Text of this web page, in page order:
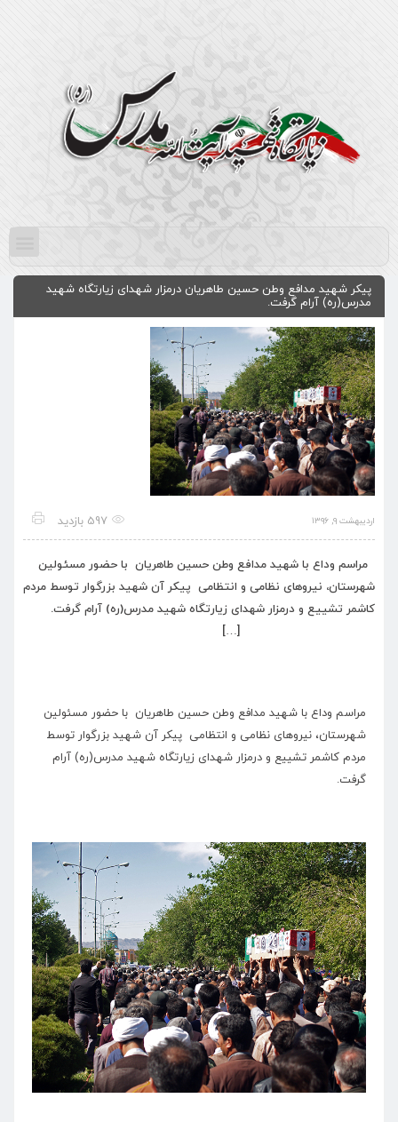
پیکر شهید مدافع وطن حسین طاهریان درمزار شهدای زیارتگاه شهید
مدرس(ره) آرام گرفت.
اردیبهشت ۹, ۱۳۹۶ 597 بازدید
مراسم وداع با شهید مدافع وطن حسین طاهریان با حضور مسئولین
شهرستان، نیروهای نظامی و انتظامی پیکر آن شهید بزرگوار توسط مردم
کاشمر تشییع و درمزار شهدای زیارتگاه شهید مدرس(ره) آرام گرفت.
[…]
مراسم وداع با شهید مدافع وطن حسین طاهریان با حضور مسئولین
شهرستان، نیروهای نظامی و انتظامی پیکر آن شهید بزرگوار توسط
مردم کاشمر تشییع و درمزار شهدای زیارتگاه شهید مدرس(ره) آرام
گرفت.